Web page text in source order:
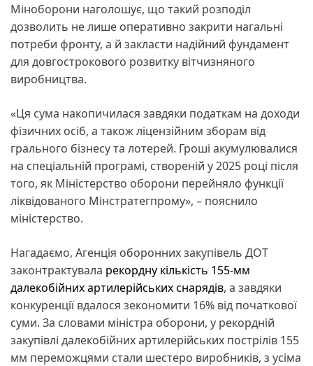
Міноборони наголошує, що такий розподіл
дозволить не лише оперативно закрити нагальні
потреби фронту, а й закласти надійний фундамент
для довгострокового розвитку вітчизняного
виробництва.
«Ця сума накопичилася завдяки податкам на доходи
фізичних осіб, а також ліцензійним зборам від
грального бізнесу та лотерей. Гроші акумулювалися
на спеціальній програмі, створеній у 2025 році після
того, як Міністерство оборони перейняло функції
ліквідованого Мінстратегпрому», – пояснило
міністерство.
Нагадаємо, Агенція оборонних закупівель ДОТ
законтрактувала рекордну кількість 155-мм
далекобійних артилерійських снарядів, а завдяки
конкуренції вдалося зекономити 16% від початкової
суми. За словами міністра оборони, у рекордній
закупівлі далекобійних артилерійських пострілів 155
мм переможцями стали шестеро виробників, з усіма